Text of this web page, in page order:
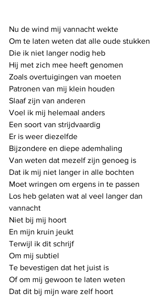
Nu de wind mij vannacht wekte
Om te laten weten dat alle oude stukken
Die ik niet langer nodig heb
Hij met zich mee heeft genomen
Zoals overtuigingen van moeten
Patronen van mij klein houden
Slaaf zijn van anderen
Voel ik mij helemaal anders
Een soort van strijdvaardig
Er is weer diezelfde
Bijzondere en diepe ademhaling
Van weten dat mezelf zijn genoeg is
Dat ik mij niet langer in alle bochten
Moet wringen om ergens in te passen
Los heb gelaten wat al veel langer dan
vannacht
Niet bij mij hoort
En mijn kruin jeukt
Terwijl ik dit schrijf
Om mij subtiel
Te bevestigen dat het juist is
Of om mij gewoon te laten weten
Dat dit bij mijn ware zelf hoort